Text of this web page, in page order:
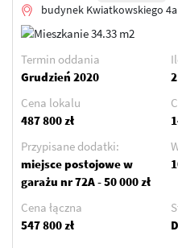
budynek Kwiatkowskiego 4a
Termin oddania
Grudzień 2020
2
Cena lokalu
487 800 zł
Przypisane dodatki:
miejsce postojowe w
garażu nr 72A - 50 000 zł
Cena łączna
547 800 zł